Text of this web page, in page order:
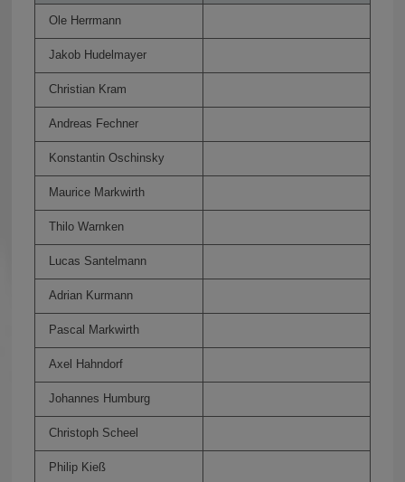
Ole Herrmann
Jakob Hudelmayer
Christian Kram
Andreas Fechner
Konstantin Oschinsky
Maurice Markwirth
Thilo Warnken
Lucas Santelmann
Adrian Kurmann
Pascal Markwirth
Axel Hahndorf
Johannes Humburg
Christoph Scheel
Philip Kieß